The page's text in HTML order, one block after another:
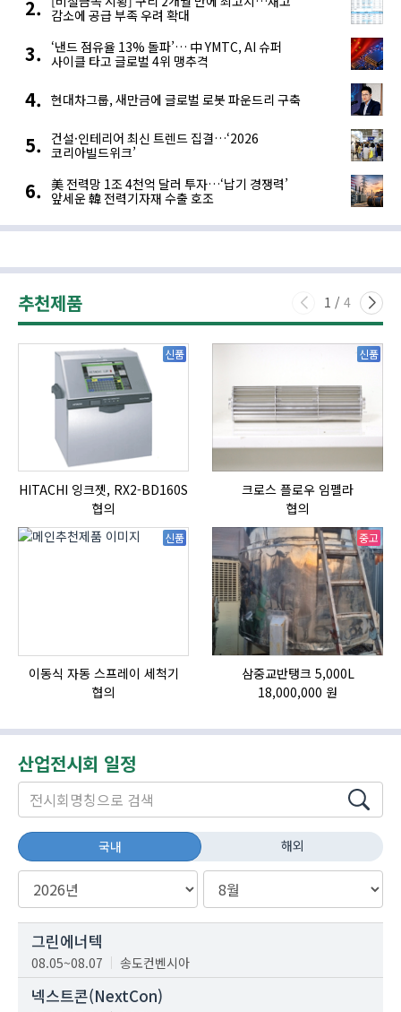
감소에 공급 부족 우려 확대
‘낸드 점유율 13% 돌파’… 中 YMTC, AI 슈퍼
사이클 타고 글로벌 4위 맹추격
현대차그룹, 새만금에 글로벌 로봇 파운드리 구축
건설·인테리어 최신 트렌드 집결…‘2026
코리아빌드위크’
美 전력망 1조 4천억 달러 투자…‘납기 경쟁력’
앞세운 韓 전력기자재 수출 호조
추천제품 1 / 4
신품
HITACHI 잉크젯, RX2-BD160S
협의
신품
크로스 플로우 임펠라
협의
신품
이동식 자동 스프레이 세척기
협의
중고
삼중교반탱크 5,000L
18,000,000 원
산업전시회 일정
국내 해외
그린에너텍
08.05~08.07 송도컨벤시아
넥스트콘(NextCon)